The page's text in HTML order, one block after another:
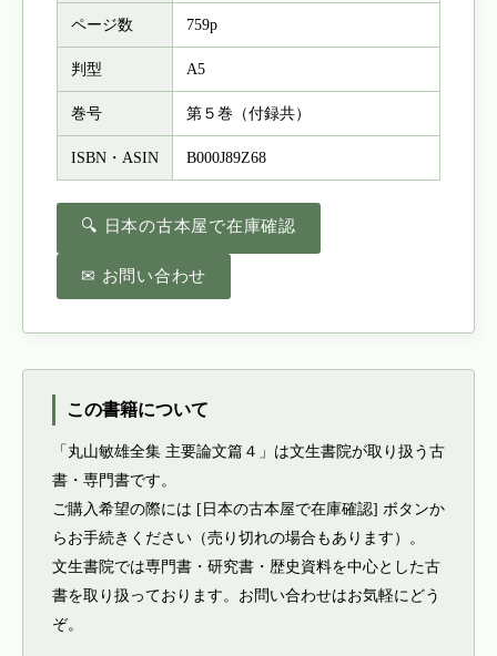
ページ数 759p
判型 A5
巻号 第５巻（付録共）
ISBN・ASIN B000J89Z68
🔍 日本の古本屋で在庫確認
✉ お問い合わせ
この書籍について
「丸山敏雄全集 主要論文篇４」は文生書院が取り扱う古
書・専門書です。
ご購入希望の際には [日本の古本屋で在庫確認] ボタンか
らお手続きください（売り切れの場合もあります）。
文生書院では専門書・研究書・歴史資料を中心とした古
書を取り扱っております。お問い合わせはお気軽にどう
ぞ。